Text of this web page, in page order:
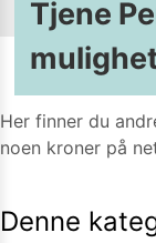
Tjene
Her finner du
noen kroner på
Denne